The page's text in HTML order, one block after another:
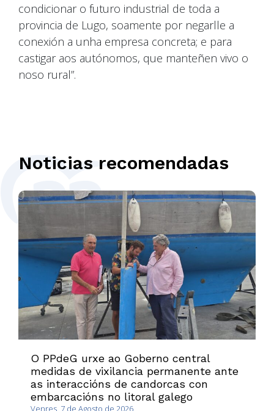
condicionar o futuro industrial de toda a
provincia de Lugo, soamente por negarlle a
conexión a unha empresa concreta; e para
castigar aos autónomos, que manteñen vivo o
noso rural”.
Noticias recomendadas
O PPdeG urxe ao Goberno central
medidas de vixilancia permanente ante
as interaccións de candorcas con
embarcacións no litoral galego
Venres, 7 de Agosto de 2026